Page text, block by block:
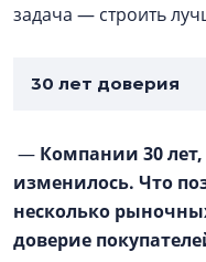
задача — строить
30 лет доверия
— Компании 30
изменилось. Что
несколько
доверие